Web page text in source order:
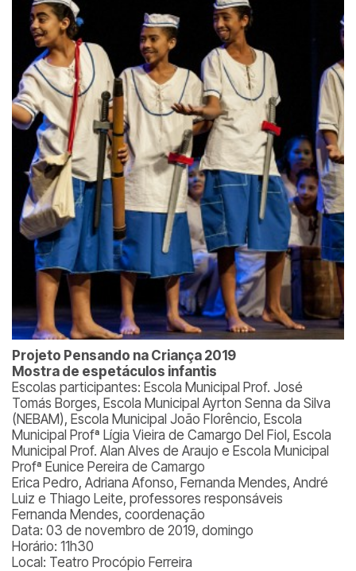
Projeto Pensando na Criança 2019
Mostra de espetáculos infantis
Escolas participantes: Escola Municipal Prof. José
Tomás Borges, Escola Municipal Ayrton Senna da Silva
(NEBAM), Escola Municipal João Florêncio, Escola
Municipal Profª Lígia Vieira de Camargo Del Fiol, Escola
Municipal Prof. Alan Alves de Araujo e Escola Municipal
Profª Eunice Pereira de Camargo
Erica Pedro, Adriana Afonso, Fernanda Mendes, André
Luiz e Thiago Leite, professores responsáveis
Fernanda Mendes, coordenação
Data: 03 de novembro de 2019, domingo
Horário: 11h30
Local: Teatro Procópio Ferreira